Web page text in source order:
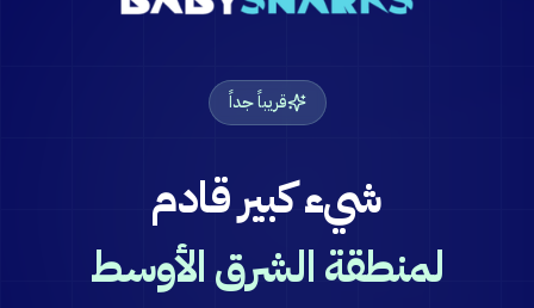
قريباً جداً
شيء كبير قادم
لمنطقة الشرق الأوسط